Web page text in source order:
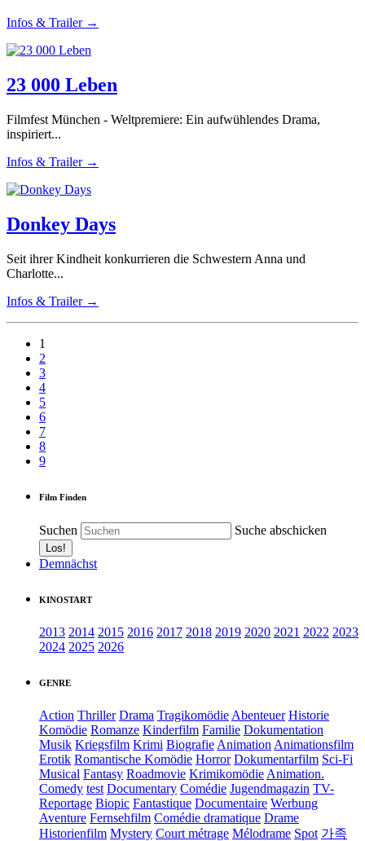
Infos & Trailer →
23 000 Leben
Filmfest München - Weltpremiere: Ein aufwühlendes Drama,
inspiriert...
Infos & Trailer →
Donkey Days
Seit ihrer Kindheit konkurrieren die Schwestern Anna und
Charlotte...
Infos & Trailer →
1
2
3
4
5
6
7
8
9
Film Finden
Suchen Suche abschicken
Demnächst
KINOSTART
2013 2014 2015 2016 2017 2018 2019 2020 2021 2022 2023
2024 2025 2026
GENRE
Action Thriller Drama Tragikomödie Abenteuer Historie
Komödie Romanze Kinderfilm Familie Dokumentation
Musik Kriegsfilm Krimi Biografie Animation Animationsfilm
Erotik Romantische Komödie Horror Dokumentarfilm Sci-Fi
Musical Fantasy Roadmovie Krimikomödie Animation.
Comedy test Documentary Comédie Jugendmagazin TV-
Reportage Biopic Fantastique Documentaire Werbung
Aventure Fernsehfilm Comédie dramatique Drame
Historienfilm Mystery Court métrage Mélodrame Spot 가족